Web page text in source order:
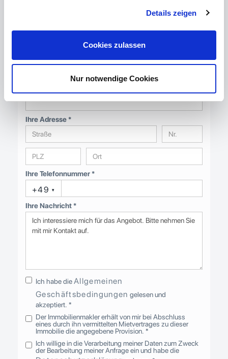
Details zeigen
Cookies zulassen
Nur notwendige Cookies
Ihre Adresse *
Ihre Telefonnummer *
+49 ▾
Ihre Nachricht *
Ich habe dieAllgemeinen
Geschäftsbedingungen gelesen und
akzeptiert. *
Der Immobilienmakler erhält von mir bei Abschluss
eines durch ihn vermittelten Mietvertrages zu dieser
Immobilie die angegebene Provision. *
Ich willige in die Verarbeitung meiner Daten zum Zweck
der Bearbeitung meiner Anfrage ein und habe die